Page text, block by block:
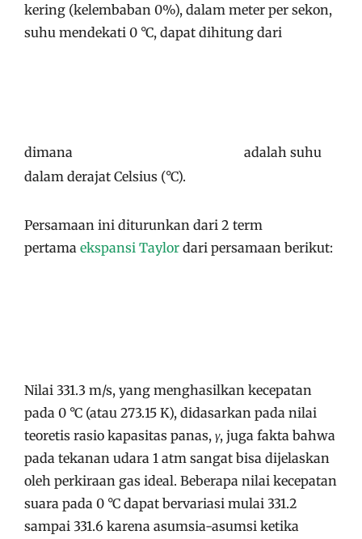
kering (kelembaban 0%), dalam meter per sekon,
suhu mendekati 0 °C, dapat dihitung dari
dimana
adalah suhu
dalam derajat Celsius (°C).
Persamaan ini diturunkan dari 2 term
pertama ekspansi Taylor dari persamaan berikut:
Nilai 331.3 m/s, yang menghasilkan kecepatan
pada 0 °C (atau 273.15 K), didasarkan pada nilai
teoretis rasio kapasitas panas, γ, juga fakta bahwa
pada tekanan udara 1 atm sangat bisa dijelaskan
oleh perkiraan gas ideal. Beberapa nilai kecepatan
suara pada 0 °C dapat bervariasi mulai 331.2
sampai 331.6 karena asumsia-asumsi ketika